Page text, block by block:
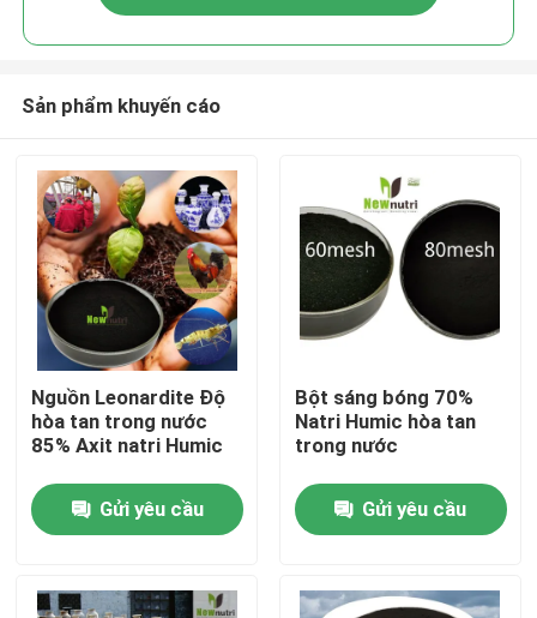
Nhà
Về chúng tôi
Sản phẩm khuyến cáo
Nguồn Leonardite Độ
hòa tan trong nước
85% Axit natri Humic
Gửi yêu cầu
Bột sáng bóng 70%
Natri Humic hòa tan
trong nước
Gửi yêu cầu